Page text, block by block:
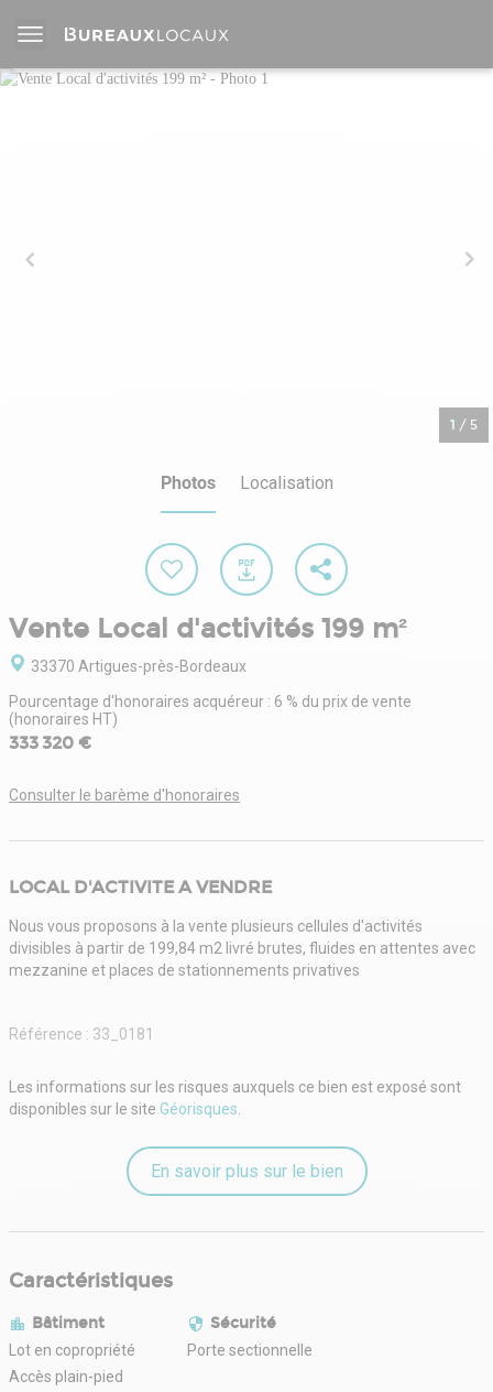
1 / 5
Photos Localisation
Vente Local d'activités 199 m²
33370 Artigues-près-Bordeaux
Pourcentage d'honoraires acquéreur : 6 % du prix de vente
(honoraires HT)
333 320 €
Consulter le barème d'honoraires
LOCAL D'ACTIVITE A VENDRE
Nous vous proposons à la vente plusieurs cellules d'activités
divisibles à partir de 199,84 m2 livré brutes, fluides en attentes avec
mezzanine et places de stationnements privatives
Référence : 33_0181
Les informations sur les risques auxquels ce bien est exposé sont
disponibles sur le site Géorisques
En savoir plus sur le bien
Caractéristiques
Bâtiment
Lot en copropriété
Accès plain-pied
Sécurité
Porte sectionnelle